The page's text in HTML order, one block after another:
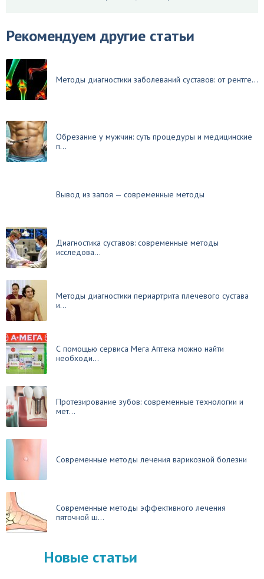
Рекомендуем другие статьи
Методы диагностики заболеваний суставов: от рентге...
Обрезание у мужчин: суть процедуры и медицинские
п...
Вывод из запоя — современные методы
Диагностика суставов: современные методы
исследова...
Методы диагностики периартрита плечевого сустава
и...
С помощью сервиса Мега Аптека можно найти
необходи...
Протезирование зубов: современные технологии и
мет...
Современные методы лечения варикозной болезни
Современные методы эффективного лечения
пяточной ш...
Новые статьи